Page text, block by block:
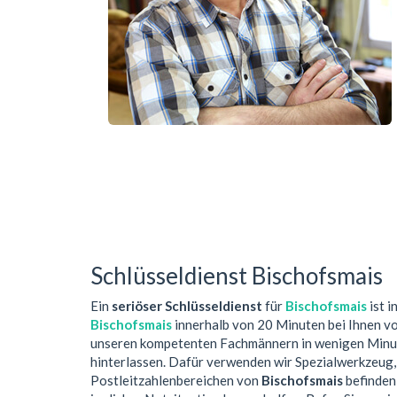
Schlüsseldienst Bischofsmais
Ein seriöser Schlüsseldienst für Bischofsmais ist
Bischofsmais innerhalb von 20 Minuten bei Ihnen
unseren kompetenten Fachmännern in wenigen
hinterlassen. Dafür verwenden wir
Postleitzahlenbereichen von Bischofsmais